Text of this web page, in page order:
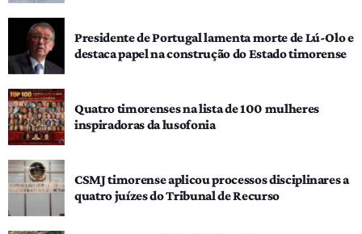
Presidente de Portugal lamenta morte de Lú-Olo e
destaca papel na construção do Estado timorense
Quatro timorenses na lista de 100 mulheres
inspiradoras da lusofonia
CSMJ timorense aplicou processos disciplinares a
quatro juízes do Tribunal de Recurso